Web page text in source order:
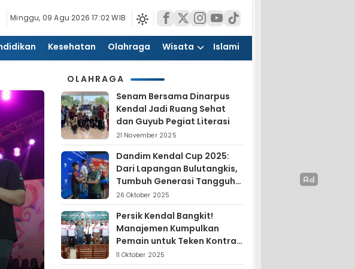
Minggu, 09 Agu 2026 17:02 WIB
Kesehatan Olahraga Wisata Islami
OLAHRAGA
Senam Bersama Dinarpus
Kendal Jadi Ruang Sehat
dan Guyub Pegiat Literasi
21 November 2025
Dandim Kendal Cup 2025:
Dari Lapangan Bulutangkis,
Tumbuh Generasi Tangguh
dan Nasionalis
26 Oktober 2025
Persik Kendal Bangkit!
Manajemen Kumpulkan
Pemain untuk Teken Kontrak
Jelang Liga 4
11 Oktober 2025